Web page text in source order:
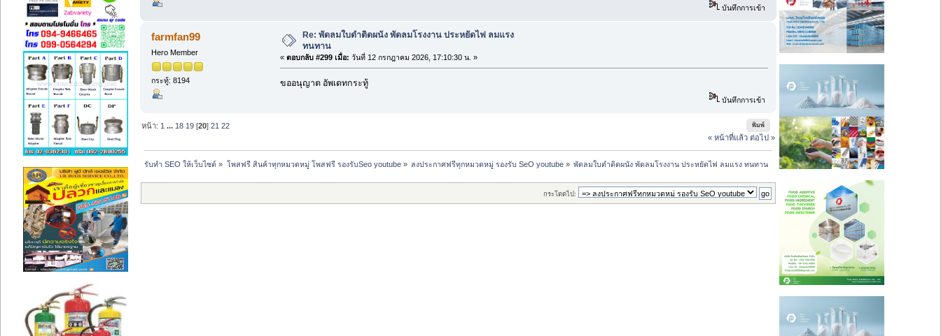
บันทึกการเข้า
farmfan99
Hero Member
กระทู้: 8194
Re: พัดลมใบดำติดผนัง พัดลมโรงงาน ประหยัดไฟ ลมแรง
ทนทาน
« ตอบกลับ #299 เมื่อ: วันที่ 12 กรกฎาคม 2026, 17:10:30 น. »
ขออนุญาต อัพเดทกระทู้
บันทึกการเข้า
พิมพ์
หน้า: 1 ... 18 19 [20]21 22
« หน้าที่แล้ว ต่อไป »
รับทำ SEO ให้เว็บไซต์ » โพสฟรี สินค้าทุกหมวดหมู่ โพสฟรี รองรับSeo youtube» ลงประกาศฟรีทุกหมวดหมู่ รองรับ SeO youtube» พัดลมใบดำติดผนัง พัดลมโรงงาน ประหยัดไฟ ลมแรง ทนทาน
กระโดดไป: